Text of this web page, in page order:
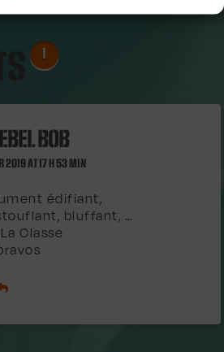
1
BOB
2019 AT 17 H 53 MIN
édifiant,
bluffant, …
Classe